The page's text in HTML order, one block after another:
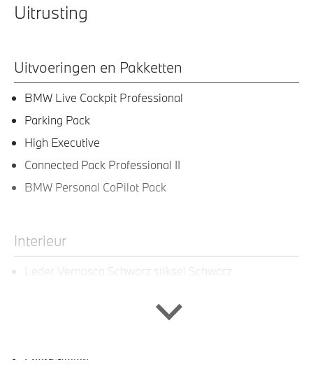
Uitrusting
Uitvoeringen en Pakketten
BMW Live Cockpit Professional
Parking Pack
High Executive
Connected Pack Professional II
BMW Personal CoPilot Pack
Interieur
Leder Vernasca Schwarz stiksel Schwarz
Elektrisch verwarmde voorstoelen
Sportstoelen